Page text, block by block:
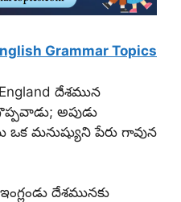
Grammar Topics
దేశమున
అపుడు
ఒక మనుష్యుని పేరు గావున
దేశమునకు